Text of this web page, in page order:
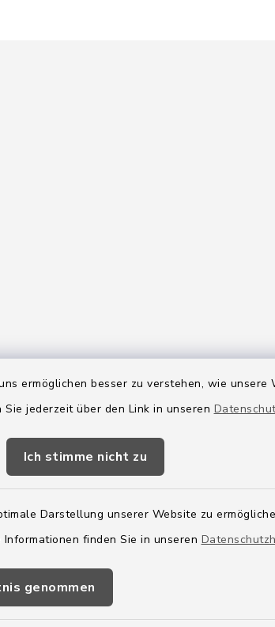
ermöglichen besser zu verstehen, wie
jederzeit über den Link in unseren
Ich stimme nicht zu
Darstellung unserer Website zu
finden Sie in unseren
genommen